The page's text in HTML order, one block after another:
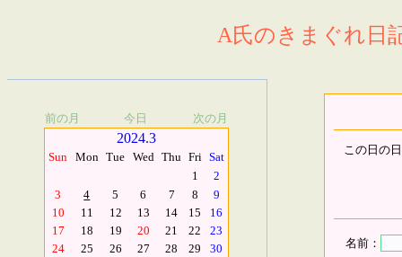
A氏のきまぐれ日
前の月 今日 次の月
2024.3
Sun Mon Tue Wed Thu Fri Sat
1
2
3
4 5 6 7 8
9
10
11 12 13 14 15
16
17
18 19 20 21 22
23
24
25 26 27 28 29
30
この日の
名前：